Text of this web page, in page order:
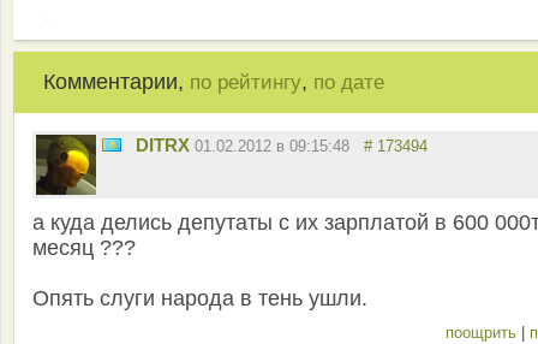
Комментарии, по рейтингу, по дате
DITRX 01.02.2012 в 09:15:48 # 173494
а куда делись депутаты с их зарплатой в 600
месяц ???
Опять слуги народа в тень ушли.
поощрить